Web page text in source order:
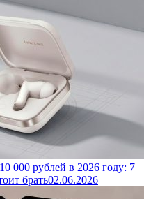
000 рублей в 2026 году: 7
брать02.06.2026